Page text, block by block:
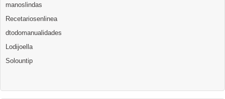
manoslindas
Recetariosenlinea
dtodomanualidades
Lodijoella
Solountip